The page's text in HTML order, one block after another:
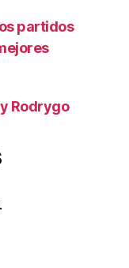
partidos
Rodrygo